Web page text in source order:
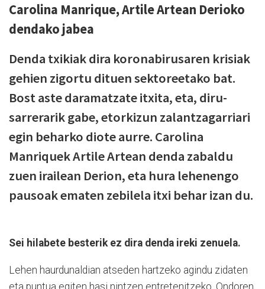
Carolina Manrique, Artile Artean Derioko
dendako jabea
Denda txikiak dira koronabirusaren krisiak
gehien zigortu dituen sektoreetako bat.
Bost aste daramatzate itxita, eta, diru-
sarrerarik gabe, etorkizun zalantzagarriari
egin beharko diote aurre. Carolina
Manriquek Artile Artean denda zabaldu
zuen irailean Derion, eta hura lehenengo
pausoak ematen zebilela itxi behar izan du.
Sei hilabete besterik ez dira denda ireki zenuela.
Lehen haurdunaldian atseden hartzeko agindu zidaten
eta puntua egiten hasi nintzen entretenitzeko. Ondoren,